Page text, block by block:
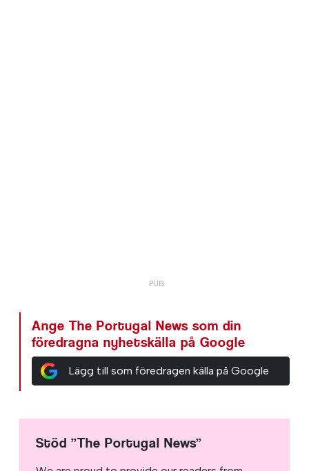
Ange The Portugal News som din
föredragna nyhetskälla på Google
Lägg till som föredragen källa på Google
Stöd ”The Portugal News”